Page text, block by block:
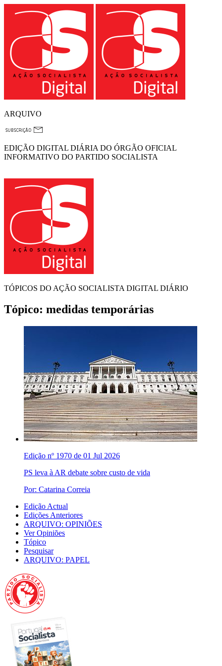
ARQUIVO
EDIÇÃO DIGITAL DIÁRIA DO ÓRGÃO OFICIAL
INFORMATIVO DO PARTIDO SOCIALISTA
TÓPICOS DO AÇÃO SOCIALISTA DIGITAL DIÁRIO
Tópico: medidas temporárias
Edição nº 1970 de 01 Jul 2026
PS leva à AR debate sobre custo de vida
Por: Catarina Correia
Edição Actual
Edições Anteriores
ARQUIVO: OPINIÕES
Ver Opiniões
Tópico
Pesquisar
ARQUIVO: PAPEL